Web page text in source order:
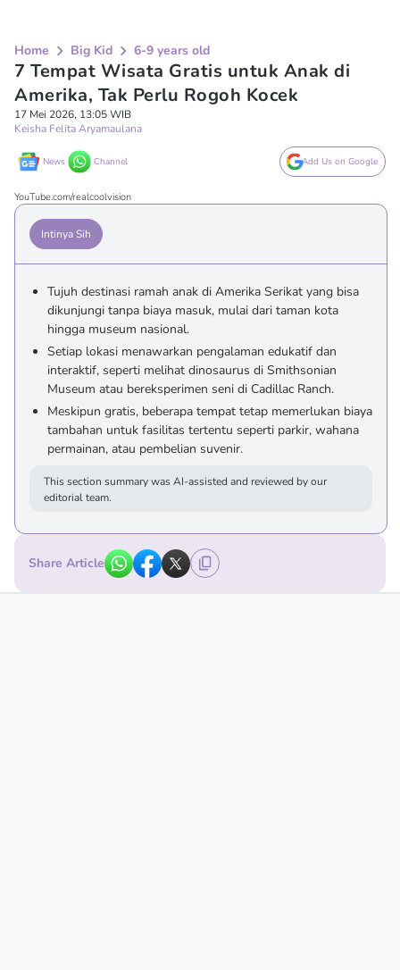
Home Big Kid 6-9 years old
7 Tempat Wisata Gratis untuk Anak di
Amerika, Tak Perlu Rogoh Kocek
17 Mei 2026, 13:05 WIB
Keisha Felita Aryamaulana
News Channel Add Us on Google
YouTube.com/realcoolvision
Intinya Sih
Tujuh destinasi ramah anak di Amerika Serikat yang bisa
dikunjungi tanpa biaya masuk, mulai dari taman kota
hingga museum nasional.
Setiap lokasi menawarkan pengalaman edukatif dan
interaktif, seperti melihat dinosaurus di Smithsonian
Museum atau bereksperimen seni di Cadillac Ranch.
Meskipun gratis, beberapa tempat tetap memerlukan biaya
tambahan untuk fasilitas tertentu seperti parkir, wahana
permainan, atau pembelian suvenir.
This section summary was AI-assisted and reviewed by our
editorial team.
Share Article